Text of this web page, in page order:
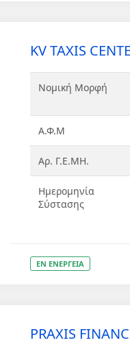
KV TAXIS
Νομική Μορφή
Α.Φ.Μ
Αρ. Γ.Ε.ΜΗ.
Ημερομηνία
Σύστασης
ΕΝ ΕΝΕΡΓΕΙΑ
PRAXIS